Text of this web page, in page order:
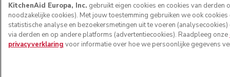
© KitchenAid 2026 - Alle rechten
KitchenAid Europa, Inc. gebruikt eigen cookies en cookies van
noodzakelijke cookies). Met jouw toestemming gebruiken we ook
statistische analyse en bezoekersmetingen uit te voeren
via derden en op andere platforms (advertentiecookies). Raadpleeg onze
privacyverklaring voor informatie over hoe we persoonlijke gegevens